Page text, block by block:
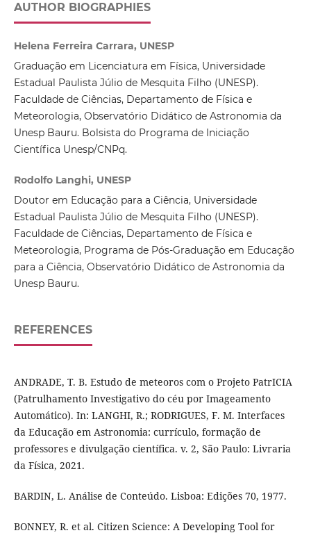
AUTHOR BIOGRAPHIES
Helena Ferreira Carrara, UNESP
Graduação em Licenciatura em Física, Universidade
Estadual Paulista Júlio de Mesquita Filho (UNESP).
Faculdade de Ciências, Departamento de Física e
Meteorologia, Observatório Didático de Astronomia da
Unesp Bauru. Bolsista do Programa de Iniciação
Científica Unesp/CNPq.
Rodolfo Langhi, UNESP
Doutor em Educação para a Ciência, Universidade
Estadual Paulista Júlio de Mesquita Filho (UNESP).
Faculdade de Ciências, Departamento de Física e
Meteorologia, Programa de Pós-Graduação em Educação
para a Ciência, Observatório Didático de Astronomia da
Unesp Bauru.
REFERENCES
ANDRADE, T. B. Estudo de meteoros com o Projeto PatrICIA
(Patrulhamento Investigativo do céu por Imageamento
Automático). In: LANGHI, R.; RODRIGUES, F. M. Interfaces
da Educação em Astronomia: currículo, formação de
professores e divulgação científica. v. 2, São Paulo: Livraria
da Física, 2021.
BARDIN, L. Análise de Conteúdo. Lisboa: Edições 70, 1977.
BONNEY, R. et al. Citizen Science: A Developing Tool for